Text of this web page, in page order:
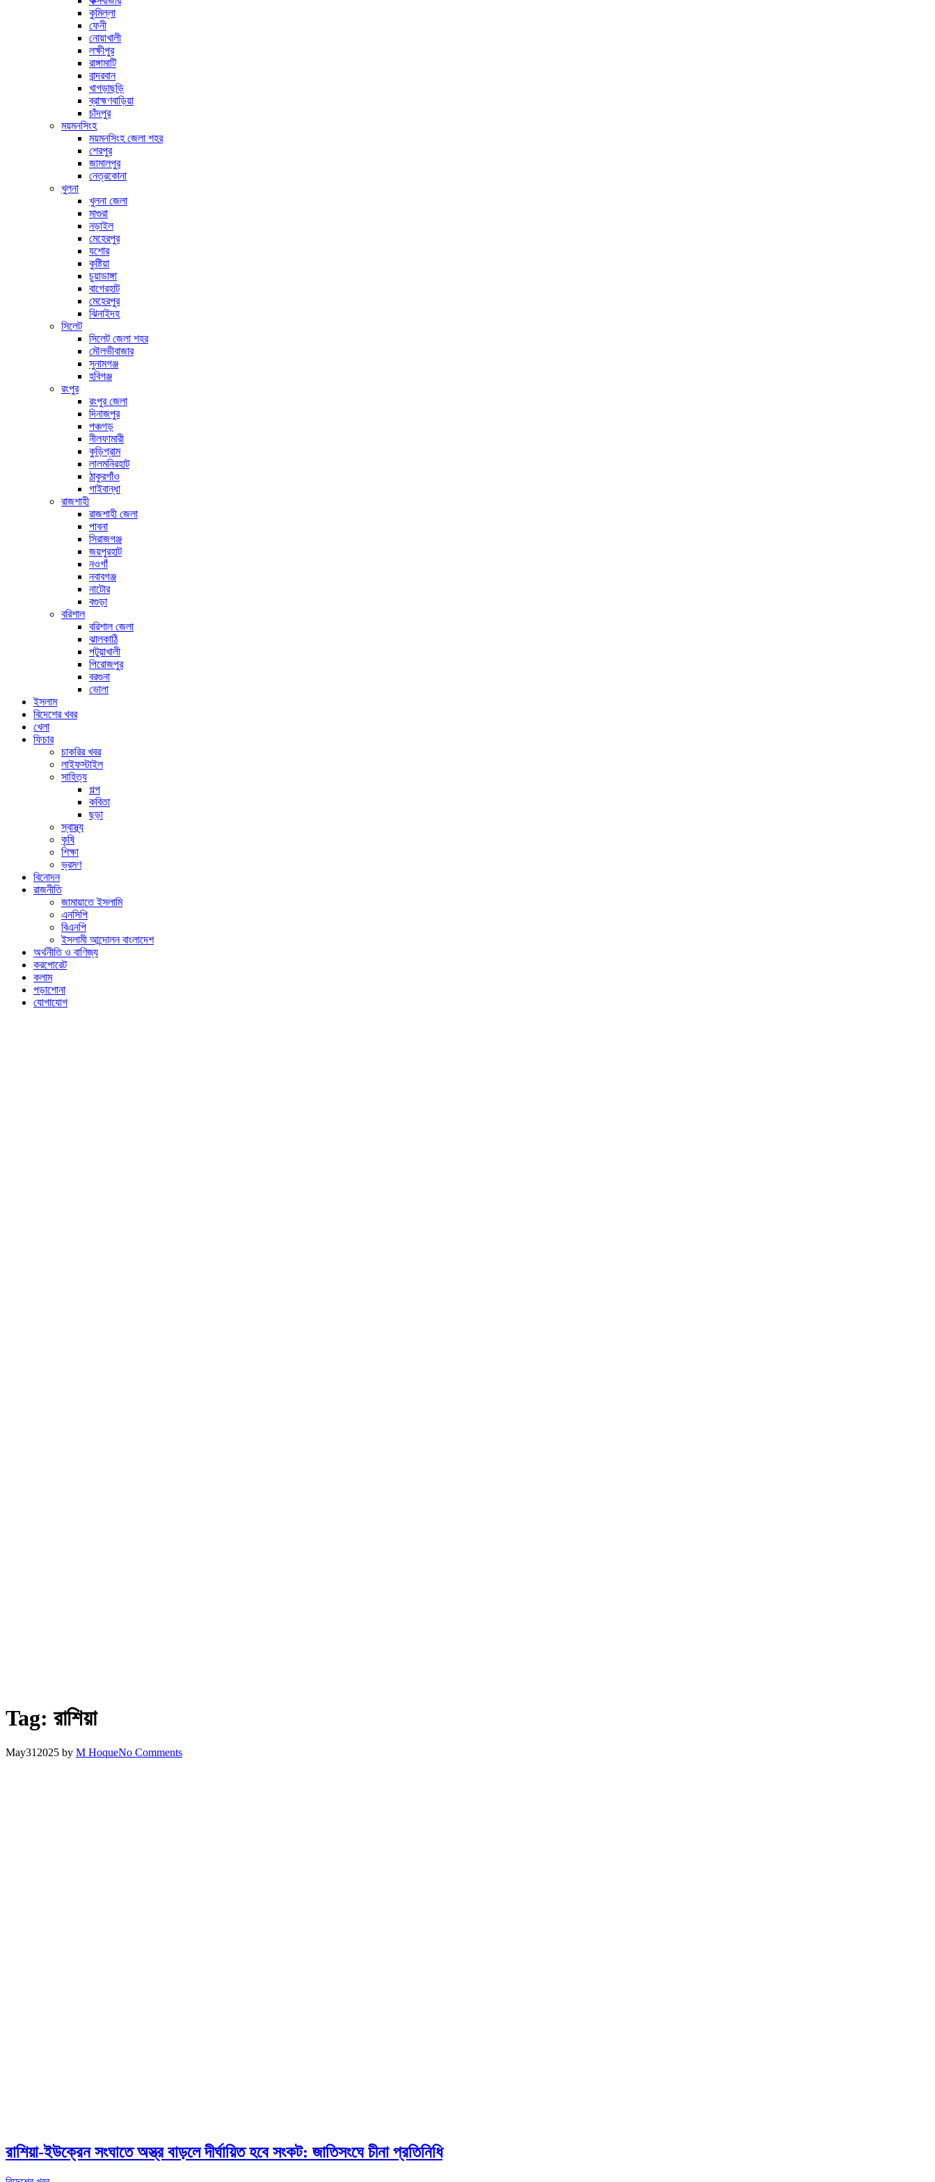
কুমিল্লা
ফেনী
নোয়াখালী
লক্ষীপুর
রাঙ্গামাটি
বান্দরবান
খাগড়াছড়ি
ব্রাহ্মণবাড়িয়া
চাঁদপুর
ময়মনসিংহ
ময়মনসিংহ জেলা শহর
শেরপুর
জামালপুর
নেত্রকোনা
খুলনা
খুলনা জেলা
মাগুরা
নড়াইল
মেহেরপুর
যশোর
কুষ্টিয়া
চুয়াডাঙ্গা
বাগেরহাট
মেহেরপুর
ঝিনাইদহ
সিলেট
সিলেট জেলা শহর
মৌলভীবাজার
সুনামগঞ্জ
হবিগঞ্জ
রংপুর
রংপুর জেলা
দিনাজপুর
পঞ্চগড়
নীলফামারী
কুড়িগ্রাম
লালমনিরহাট
ঠাকুরগাঁও
গাইবান্ধা
রাজশাহী
রাজশাহী জেলা
পাবনা
সিরাজগঞ্জ
জয়পুরহাট
নওগাঁ
নবাবগঞ্জ
নাটোর
বগুড়া
বরিশাল
বরিশাল জেলা
ঝালকাঠি
পটুয়াখালী
পিরোজপুর
বরগুনা
ভোলা
ইসলাম
বিদেশের খবর
খেলা
ফিচার
চাকরির খবর
লাইফস্টাইল
সাহিত্য
গল্প
কবিতা
ছড়া
স্বাস্থ্য
কৃষি
শিক্ষা
ভ্রমণ
বিনোদন
রাজনীতি
জামায়াতে ইসলামি
এনসিপি
বিএনপি
ইসলামী আন্দোলন বাংলাদেশ
অর্থনীতি ও বাণিজ্য
করপোরেট
কলাম
পড়াশোনা
যোগাযোগ
Tag: রাশিয়া
May31 2025 by M HoqueNo Comments
রাশিয়া-ইউক্রেন সংঘাতে অস্ত্র বাড়লে দীর্ঘায়িত হবে সংকট: জাতিসংঘে চীনা প্রতিনিধি